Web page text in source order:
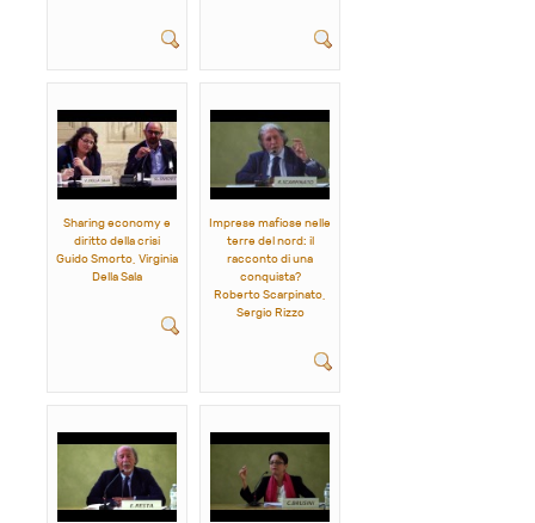
Sharing economy e
diritto della crisi
Guido Smorto, Virginia
Della Sala
Imprese mafiose nelle
terre del nord: il
racconto di una
conquista?
Roberto Scarpinato,
Sergio Rizzo